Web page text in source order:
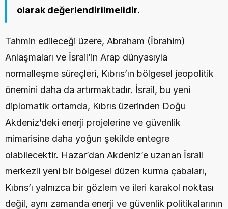
olarak değerlendirilmelidir.
Tahmin edileceği üzere, Abraham (İbrahim)
Anlaşmaları ve İsrail’in Arap dünyasıyla
normalleşme süreçleri, Kıbrıs’ın bölgesel jeopolitik
önemini daha da artırmaktadır. İsrail, bu yeni
diplomatik ortamda, Kıbrıs üzerinden Doğu
Akdeniz’deki enerji projelerine ve güvenlik
mimarisine daha yoğun şekilde entegre
olabilecektir. Hazar’dan Akdeniz’e uzanan İsrail
merkezli yeni bir bölgesel düzen kurma çabaları,
Kıbrıs’ı yalnızca bir gözlem ve ileri karakol noktası
değil, aynı zamanda enerji ve güvenlik politikalarının